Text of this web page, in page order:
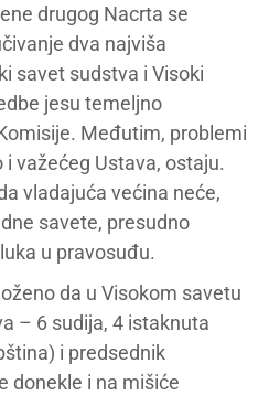
drugog Nacrta se
dva najviša
savet sudstva i Visoki
jesu temeljno
Međutim, problemi
važećeg Ustava, ostaju.
vladajuća većina neće,
savete, presudno
u pravosuđu.
da u Visokom savetu
– 6 sudija, 4 istaknuta
i predsednik
donekle i na mišiće